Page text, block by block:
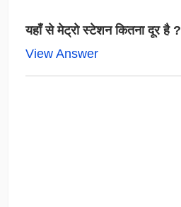
यहाँ से मेट्रो स्टेशन कितना दूर है ?
View Answer